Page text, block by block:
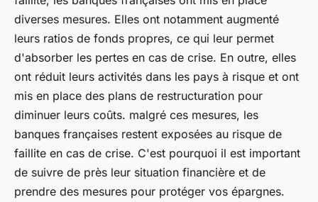
diverses mesures. Elles ont notamment augmenté
leurs ratios de fonds propres, ce qui leur permet
d'absorber les pertes en cas de crise. En outre, elles
ont réduit leurs activités dans les pays à risque et ont
mis en place des plans de restructuration pour
diminuer leurs coûts. malgré ces mesures, les
banques françaises restent exposées au risque de
faillite en cas de crise. C'est pourquoi il est important
de suivre de près leur situation financière et de
prendre des mesures pour protéger vos épargnes.